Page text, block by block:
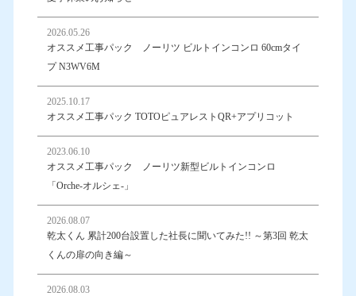
2026.05.26
オススメ工事パック ノーリツ ビルトインコンロ 60cmタイ
プ N3WV6M
2025.10.17
オススメ工事パック TOTOピュアレストQR+アプリコット
2023.06.10
オススメ工事パック ノーリツ新型ビルトインコンロ
「Orche-オルシェ-」
2026.08.07
乾太くん 累計200台設置した社長に聞いてみた!! ～第3回 乾太
くんの扉の向き編～
2026.08.03